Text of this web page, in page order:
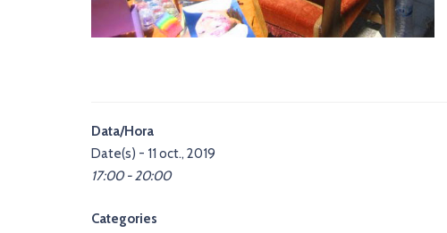
Data/Hora
Date(s) - 11 oct., 2019
17:00 - 20:00
Categories